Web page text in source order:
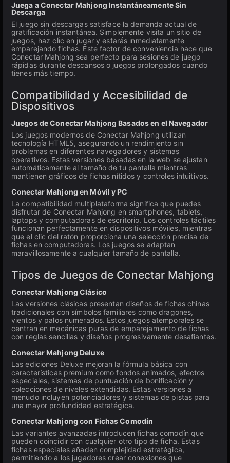
Juega a Conectar Mahjong Instantáneamente Sin
Descarga
El juego sin descargas satisface la demanda actual de
gratificación instantánea. Simplemente visita un sitio de
juegos, haz clic en jugar y estarás inmediatamente
emparejando fichas. Este factor de conveniencia hace que
Conectar Mahjong sea perfecto para sesiones de juego
rápidas durante descansos o juegos prolongados cuando
tienes más tiempo.
Compatibilidad y Accesibilidad de
Dispositivos
Juegos de Conectar Mahjong Basados en el Navegador
Los juegos modernos de Conectar Mahjong utilizan
tecnología HTML5, asegurando un rendimiento sin
problemas en diferentes navegadores y sistemas
operativos. Estas versiones basadas en la web se ajustan
automáticamente al tamaño de tu pantalla mientras
mantienen gráficos de fichas nítidos y controles intuitivos.
Conectar Mahjong en Móvil y PC
La compatibilidad multiplataforma significa que puedes
disfrutar de Conectar Mahjong en smartphones, tablets,
laptops y computadoras de escritorio. Los controles táctiles
funcionan perfectamente en dispositivos móviles, mientras
que el clic del ratón proporciona una selección precisa de
fichas en computadoras. Los juegos se adaptan
maravillosamente a cualquier tamaño de pantalla.
Tipos de Juegos de Conectar Mahjong
Conectar Mahjong Clásico
Las versiones clásicas presentan diseños de fichas chinas
tradicionales con símbolos familiares como dragones,
vientos y palos numerados. Estos juegos atemporales se
centran en mecánicas puras de emparejamiento de fichas
con reglas sencillas y diseños progresivamente desafiantes.
Conectar Mahjong Deluxe
Las ediciones Deluxe mejoran la fórmula básica con
características premium como fondos animados, efectos
especiales, sistemas de puntuación de bonificación y
colecciones de niveles extendidas. Estas versiones a
menudo incluyen potenciadores y sistemas de pistas para
una mayor profundidad estratégica.
Conectar Mahjong con Fichas Comodín
Las variantes avanzadas introducen fichas comodín que
pueden coincidir con cualquier otro tipo de ficha. Estas
fichas especiales añaden complejidad estratégica,
permitiendo a los jugadores crear conexiones que